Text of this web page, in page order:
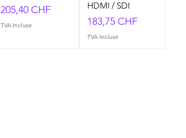
Prix
205,40 CHF
TVA Incluse
HDMI / SDI
Prix
183,75 CHF
TVA Incluse